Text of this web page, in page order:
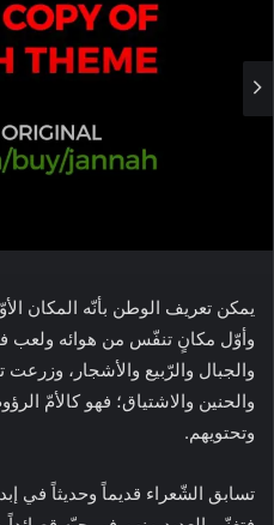
يمكن تعريف الوطن بأنّه المكان
وأوّل مكانٍ تنفّس من هوائه ولعب
والجبال والرّبيع والأشجار،
والحنين والاشتياق؛ فهو كالأمّ
وتحتويهم.
تسابق الشّعراء قديماً وحديثاً في